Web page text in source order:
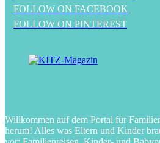
FOLLOW ON FACEBOOK
FOLLOW ON PINTEREST
Willkommen auf dem Portal für
herum! Alles was Eltern und Kinder